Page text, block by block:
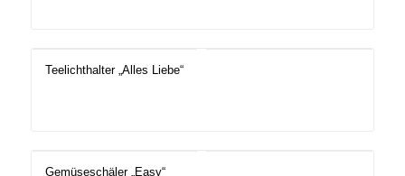
Teelichthalter „Alles Liebe“
Gemüseschäler „Easy“